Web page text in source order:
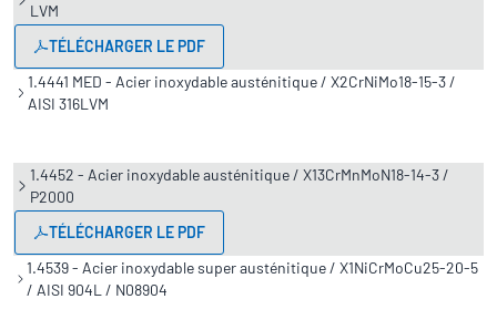
LVM
TÉLÉCHARGER LE PDF
1.4441 MED - Acier inoxydable austénitique / X2CrNiMo18-15-3 /
AISI 316LVM
1.4452 - Acier inoxydable austénitique / X13CrMnMoN18-14-3 /
P2000
TÉLÉCHARGER LE PDF
1.4539 - Acier inoxydable super austénitique / X1NiCrMoCu25-20-5
/ AISI 904L / N08904